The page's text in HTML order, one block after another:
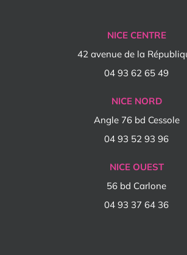
NICE CENTRE
42 avenue de la
04 93 62 65 49
NICE NORD
Angle 76 bd Cessole
04 93 52 93 96
NICE OUEST
56 bd Carlone
04 93 37 64 36